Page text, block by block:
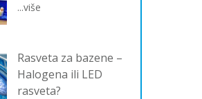
...više
Rasveta za bazene –
Halogena ili LED
rasveta?